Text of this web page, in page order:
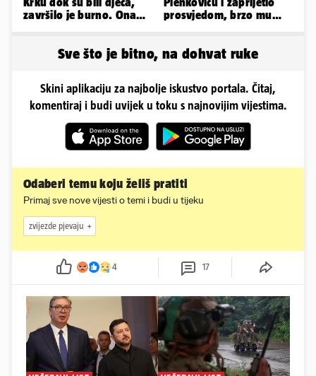
završilo je burno. Ona
prosvjedom, brzo mu
Sve što je bitno, na dohvat ruke
Skini aplikaciju za najbolje iskustvo portala. Čitaj,
komentiraj i budi uvijek u toku s najnovijim vijestima.
Odaberi temu koju želiš pratiti
Primaj sve nove vijesti o temi i budi u tijeku
zvijezde pjevaju
4 17